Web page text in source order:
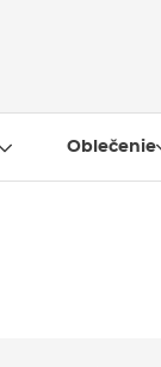
Oblečenie